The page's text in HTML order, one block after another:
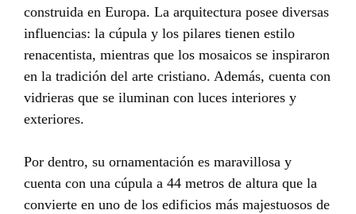
construida en Europa. La arquitectura posee diversas
influencias: la cúpula y los pilares tienen estilo
renacentista, mientras que los mosaicos se inspiraron
en la tradición del arte cristiano. Además, cuenta con
vidrieras que se iluminan con luces interiores y
exteriores.
Por dentro, su ornamentación es maravillosa y
cuenta con una cúpula a 44 metros de altura que la
convierte en uno de los edificios más majestuosos de